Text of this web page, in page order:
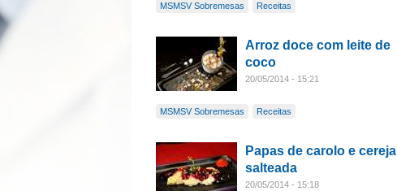
MSMSV Sobremesas Receitas
Arroz doce com leite de
coco
20/05/2014 - 15:21
MSMSV Sobremesas Receitas
Papas de carolo e cereja
salteada
20/05/2014 - 15:18